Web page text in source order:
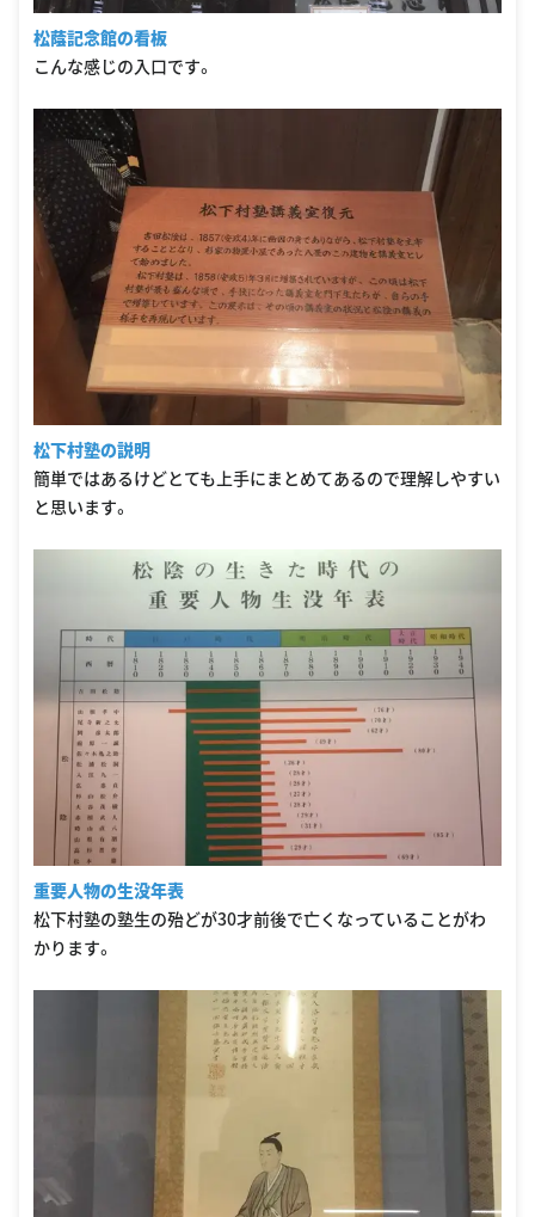
松蔭記念館の看板
こんな感じの入口です。
松下村塾の説明
簡単ではあるけどとても上手にまとめてあるので理解しやすい
と思います。
重要人物の生没年表
松下村塾の塾生の殆どが30才前後で亡くなっていることがわ
かります。